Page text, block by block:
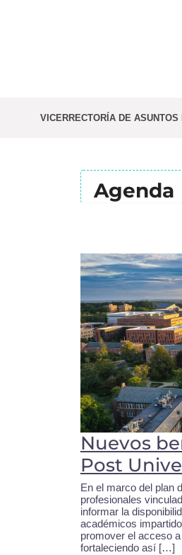
VICERRECTORÍA DE
Agenda
Nuevos
Post
En el marco del plan
profesionales
informar la
académicos
promover el acceso
fortaleciendo así […]